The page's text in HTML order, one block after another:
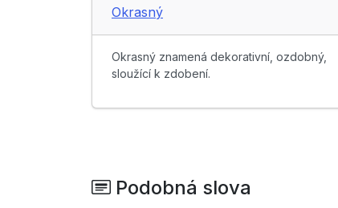
Okrasný
Okrasný znamená dekorativní, ozdobný,
sloužící k zdobení.
Podobná slova